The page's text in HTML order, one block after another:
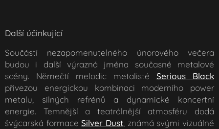
Další účinkující
Součástí nezapomenutelného únorového večera
budou i další výrazná jména současné metalové
scény. Němečtí melodic metalisté Serious Black
přivezou energickou kombinaci moderního power
metalu, silných refrénů a dynamické koncertní
energie. Temnější a teatrálnější atmosféru dodá
švýcarská formaceSilver Dust, známá svými vizuálně